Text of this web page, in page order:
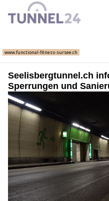
Seelisbergtunnel.ch
Sperrungen und